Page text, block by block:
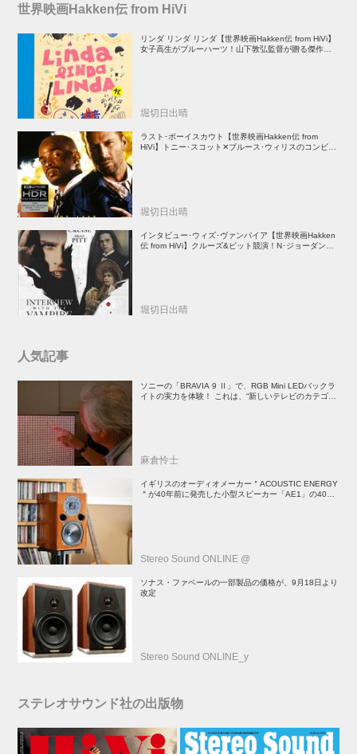
世界映画Hakken伝 from HiVi
リンダ リンダ リンダ【世界映画Hakken伝 from HiVi】
女子高生がブルーハーツ！山下敦弘監督が贈る傑作青春
堀切日出晴
ラスト･ボーイスカウト【世界映画Hakken伝 from
HiVi】トニー･スコット✕ブルース･ウィリスのコンビが
堀切日出晴
インタビュー･ウィズ･ヴァンパイア【世界映画Hakken
伝 from HiVi】クルーズ&ピット競演！N･ジョーダン監
堀切日出晴
人気記事
ソニーの「BRAVIA 9 Ⅱ」で、RGB Mini LEDバックラ
イトの実力を体験！ これは、“新しいテレビのカテゴリ
麻倉怜士
イギリスのオーディオメーカー＂ACOUSTIC ENERGY
＂が40年前に発売した小型スピーカー「AE1」の40周
Stereo Sound ONLINE @
ソナス・ファベールの一部製品の価格が、9月18日より
改定
Stereo Sound ONLINE_y
ステレオサウンド社の出版物